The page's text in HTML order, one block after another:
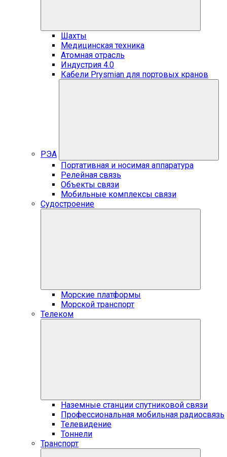
Шахты
Медицинская техника
Атомная отрасль
Индустрия 4.0
Кабели Prysmian для портовых кранов
РЭА
Портативная и носимая аппаратура
Релейная связь
Объекты связи
Мобильные комплексы связи
Судостроение
Морские платформы
Морской транспорт
Телеком
Наземные станции спутниковой связи
Профессиональная мобильная радиосвязь
Телевидение
Тоннели
Транспорт